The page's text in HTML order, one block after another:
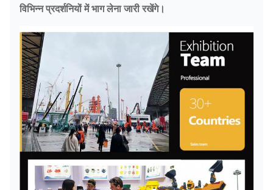
विभिन्न प्रदर्शनियों में भाग लेना जारी रखेंगे।